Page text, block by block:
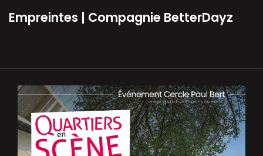
Empreintes | Compagnie BetterDayz